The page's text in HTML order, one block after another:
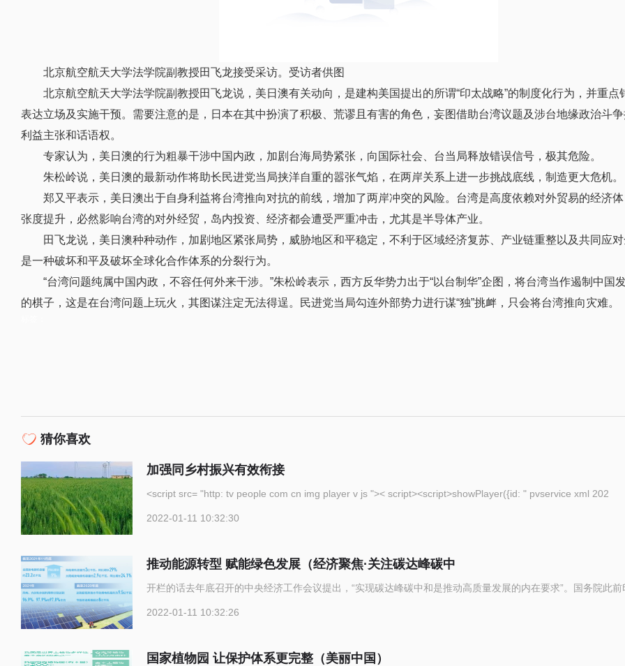
北京航空航天大学法学院副教授田飞龙接受采访。受访者供图
北京航空航天大学法学院副教授田飞龙说，美日澳有关动向，是建构美国提出的所谓“印太战略”的制度化行为，并重点
表达立场及实施干预。需要注意的是，日本在其中扮演了积极、荒谬且有害的角色，妄图借助台湾议题及涉台地缘政治斗
利益主张和话语权。
专家认为，美日澳的行为粗暴干涉中国内政，加剧台海局势紧张，向国际社会、台当局释放错误信号，极其危险。
朱松岭说，美日澳的最新动作将助长民进党当局挟洋自重的嚣张气焰，在两岸关系上进一步挑战底线，制造更大危机。
郑又平表示，美日澳出于自身利益将台湾推向对抗的前线，增加了两岸冲突的风险。台湾是高度依赖对外贸易的经济
张度提升，必然影响台湾的对外经贸，岛内投资、经济都会遭受严重冲击，尤其是半导体产业。
田飞龙说，美日澳种种动作，加剧地区紧张局势，威胁地区和平稳定，不利于区域经济复苏、产业链重整以及共同应
是一种破坏和平及破坏全球化合作体系的分裂行为。
“台湾问题纯属中国内政，不容任何外来干涉。”朱松岭表示，西方反华势力出于“以台制华”企图，将台湾当作遏制中国
的棋子，这是在台湾问题上玩火，其图谋注定无法得逞。民进党当局勾连外部势力进行谋“独”挑衅，只会将台湾推向灾难。
猜你喜欢
加强同乡村振兴有效衔接
<script src= "http: tv people com cn img player v js ">< script><script>showPlayer({id: " pvservice xml 202
2022-01-11 10:32:30
推动能源转型 赋能绿色发展（经济聚焦·关注碳达峰碳中
开栏的话去年底召开的中央经济工作会议提出，“实现碳达峰碳中和是推动高质量发展的内在要求”。国务院此前
2022-01-11 10:32:26
国家植物园 让保护体系更完整（美丽中国）